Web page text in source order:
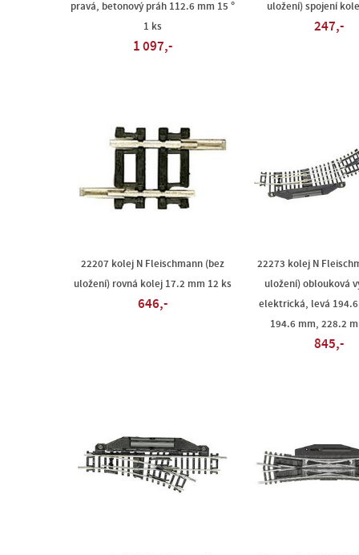
pravá, betonový práh 112.6 mm 15 °
1 ks
1 097,-
uložení) spojení
247,-
22207 kolej N Fleischmann (bez
uložení) rovná kolej 17.2 mm 12 ks
646,-
22273 kolej N
uložení) oblouková
elektrická, levá 194.6
194.6 mm, 228.2
845,-